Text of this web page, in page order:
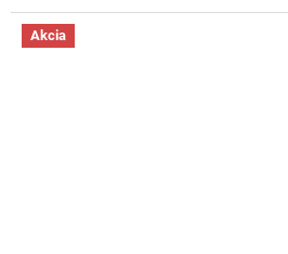
rýchlospojkou, fľaša na čistiaci
vypnutia, úložný priestor na
cm (V×Š×H), hmotnosť 5,7 kg
Akcia